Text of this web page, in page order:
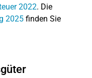
2022. Die
2025 finden Sie